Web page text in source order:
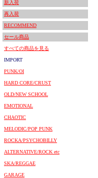
新入荷
再入荷
RECOMMEND
セール商品
すべての商品を見る
IMPORT
PUNK/OI
HARD CORE/CRUST
OLD/NEW SCHOOL
EMOTIONAL
CHAOTIC
MELODIC/POP PUNK
ROCKA/PSYCHOBILLY
ALTERNATIVE/ROCK etc
SKA/REGGAE
GARAGE